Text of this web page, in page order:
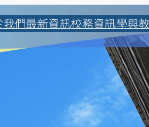
我們最新資訊校務資訊學與